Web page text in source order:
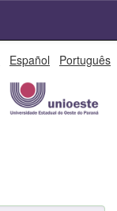
Español Português